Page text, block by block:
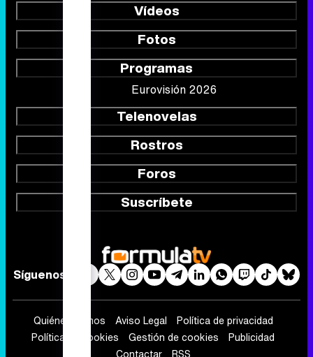
Vídeos
Fotos
Programas
Eurovisión 2026
Telenovelas
Rostros
Foros
Suscríbete
Síguenos
Quiénes somos Aviso Legal
Política de privacidad
Política de cookies
Gestión de cookies
Publicidad
Contactar
RSS